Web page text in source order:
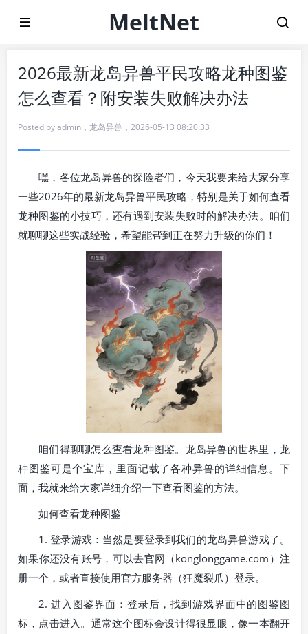
MeltNet
2026最新龙岛异兽平民攻略龙种图鉴
怎么查看？附安装失败解决办法
Posted byadmin ， 龙岛异兽 ， 2026-05-13 08:20:33
嘿，各位龙岛异兽的探险者们，今天我要来给大家分享
一些2026年的最新龙岛异兽平民攻略，特别是关于如何查看
龙种图鉴的小技巧，还有遇到安装失败时的解决办法。咱们
就聊聊这些实战经验，希望能帮到正在努力升级的你们！
咱们得聊聊怎么查看龙种图鉴。龙岛异兽的世界里，龙
种图鉴可是个宝库，里面记载了各种异兽的详细信息。下
面，我就来给大家详细介绍一下查看图鉴的方法。
如何查看龙种图鉴
1. 登录游戏：当然是要登录到我们的龙岛异兽游戏了。
如果你还没有账号，可以去官网（konglonggame.com）注
册一个，或者直接使用官方服务器（狂魔裂爪）登录。
2. 进入图鉴界面：登录后，找到游戏界面中的图鉴图
标，点击进入。通常这个图标会设计得很显眼，像一本翻开